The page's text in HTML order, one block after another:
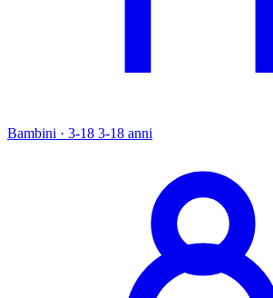
Bambini · 3-18 3-18 anni